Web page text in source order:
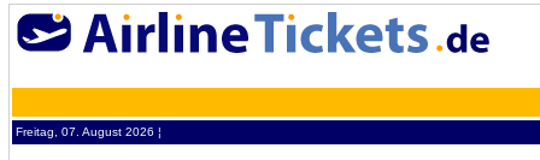
Freitag, 07. August 2026 ¦